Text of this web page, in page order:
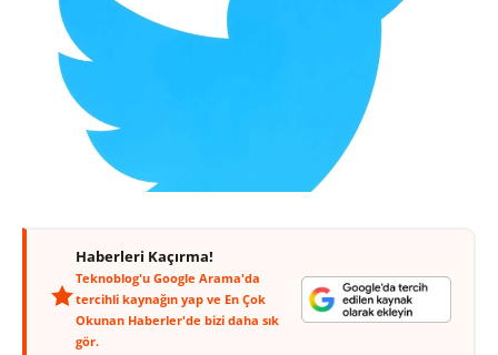
Haberleri Kaçırma!
Teknoblog'u Google Arama'da
tercihli kaynağın yap ve En Çok
Okunan Haberler'de bizi daha sık
gör.